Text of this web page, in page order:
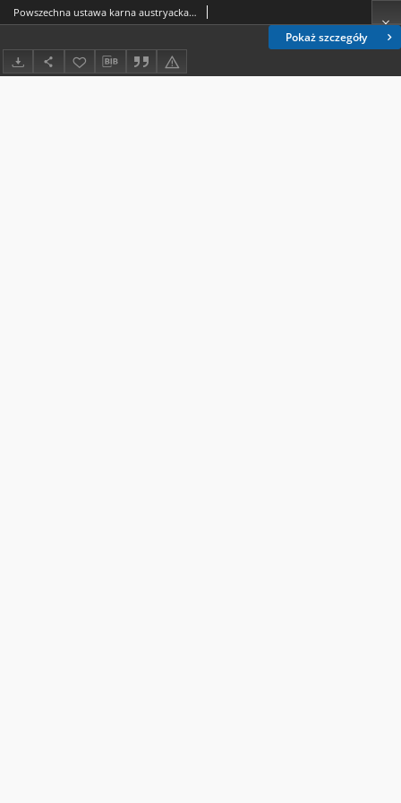
Pokaż szczegóły
Powszechna ustawa karna austryacka z dnia 27 maja 1852 r. : z późniejszymi ustawami i rozporządzeniami, tudzież orzeczeniami c. k. Trybunału najwyższego. Cz. 1, O zbrodniach. $$. 1-232